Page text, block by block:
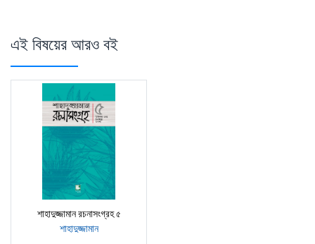
এই বিষয়ের আরও বই
শাহাদুজ্জামান রচনাসংগ্রহ ৫
শাহাদুজ্জামান